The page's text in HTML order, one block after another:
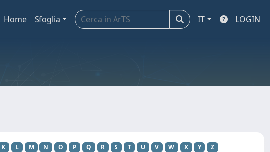
Home Sfoglia IT LOGIN
K L M N O P Q R S T U V W X Y Z